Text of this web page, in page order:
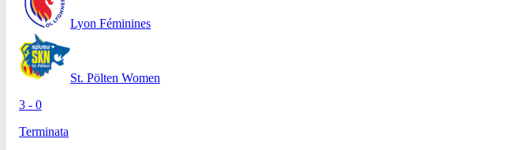
Lyon Féminines
St. Pölten Women
3 - 0
Terminata